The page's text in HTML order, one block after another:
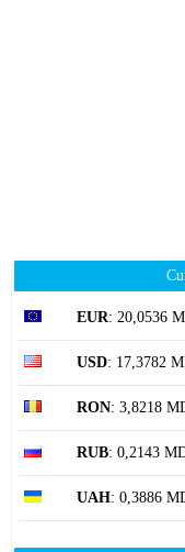
EUR: 20,0536
USD: 17,3782
RON: 3,8218
RUB: 0,2143
UAH: 0,3886